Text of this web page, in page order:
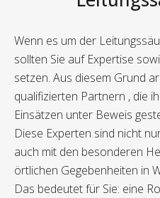
Wenn es um der
sollten Sie auf Expertise
setzen. Aus diesem Grund
qualifizierten Partnern , die
Einsätzen unter Beweis
Diese Experten sind nicht
auch mit den besonderen
örtlichen Gegebenheiten in
Das bedeutet für Sie: eine